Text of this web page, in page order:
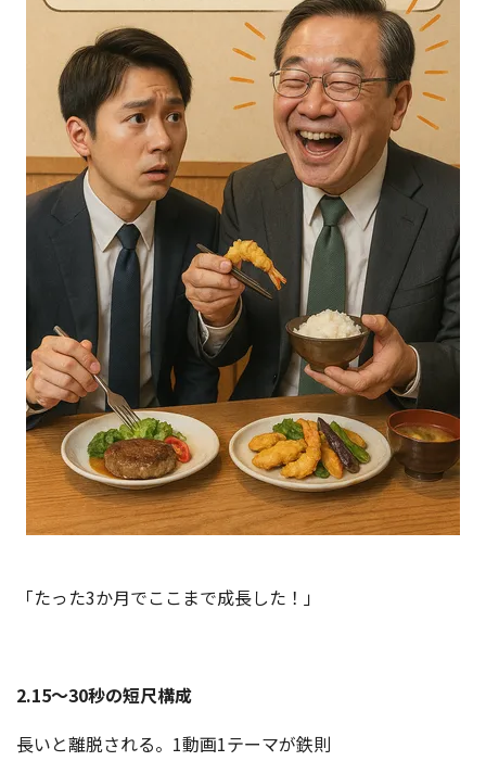
「たった3か月でここまで成長した！」
2.15〜30秒の短尺構成
長いと離脱される。1動画1テーマが鉄則